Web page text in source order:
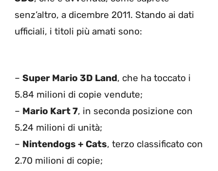
senz’altro, a dicembre 2011. Stando ai dati
ufficiali, i titoli più amati sono:
– Super Mario 3D Land, che ha toccato i
5.84 milioni di copie vendute;
– Mario Kart 7, in seconda posizione con
5.24 milioni di unità;
– Nintendogs + Cats, terzo classificato con
2.70 milioni di copie;